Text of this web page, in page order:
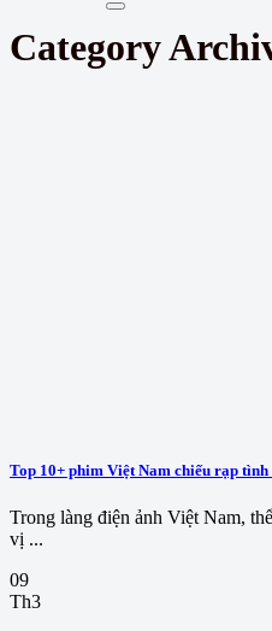
Category
Top 10+ phim Việt Nam chiếu rạp
Trong làng điện ảnh Việt Nam,
vị ...
09
Th3